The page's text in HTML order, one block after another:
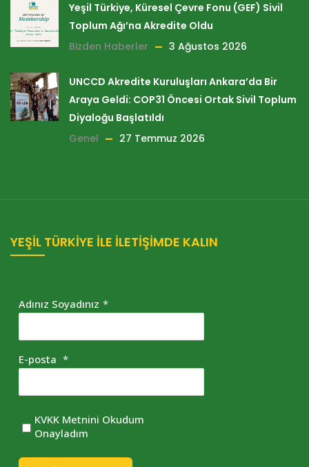
Yeşil Türkiye, Küresel Çevre Fonu (GEF) Sivil
Toplum Ağı’na Akredite Oldu
Bizden Haberler
3 Ağustos 2026
UNCCD Akredite Kuruluşları Ankara’da Bir
Araya Geldi: COP31 Öncesi Ortak Sivil Toplum
Diyaloğu Başlatıldı
Genel
27 Temmuz 2026
YEŞİL TÜRKİYE İLE İLETİŞİMDE KALIN
Adınız Soyadınız *
E-posta *
KVKK Metnini Okudum
Onayladım